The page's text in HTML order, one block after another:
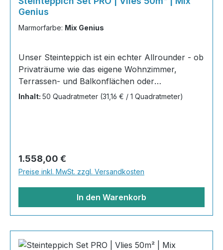
Genius
Marmorfarbe: Mix Genius
Unser Steinteppich ist ein echter Allrounder - ob
Privaträume wie das eigene Wohnzimmer,
Terrassen- und Balkonflächen oder
Gewerbeobjekte und Austellungsräume; unsere
und einfach zu verlegen. Stöbern Sie in unserem
Shop nach Ihrer Lieblingsfarbe und legen Sie
gleich los!Inhalt 20x25kg Marmorsteine 10kg
Grundierung AT-EG30 40kg
Inhalt: 50 Quadratmeter (31,16 € / 1 Quadratmeter)
Regulärer Preis:
1.558,00 €
Preise inkl. MwSt. zzgl. Versandkosten
In den Warenkorb